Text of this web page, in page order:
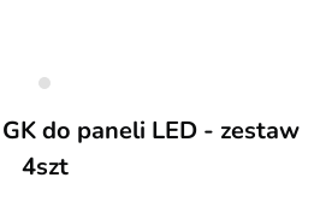
do paneli LED - zestaw
4szt